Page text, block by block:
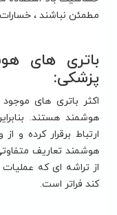
مطمئن نباشند ، خسارات
باتری های
پزشکی:
اکثر باتری های
هوشمند هستند.
ارتباط برقرار کرده و
هوشمند تعاریف
از تراشه ای که
کند فراتر است.